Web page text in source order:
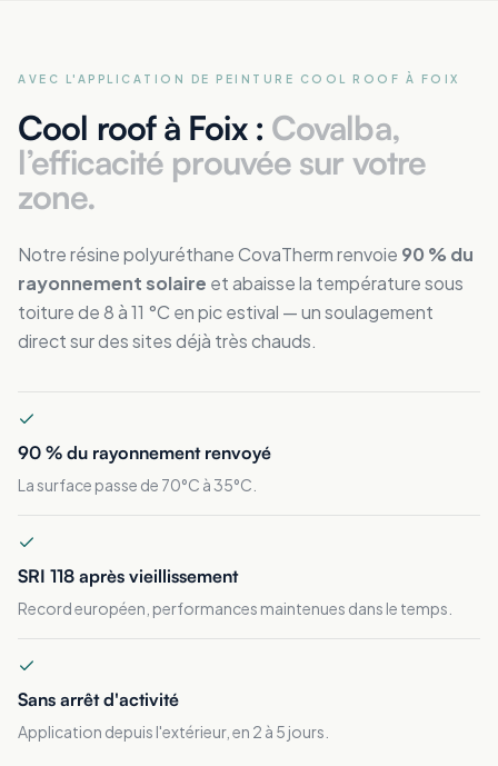
AVEC L'APPLICATION DE PEINTURE COOL ROOF À FOIX
Cool roof à Foix : Covalba,
l’efficacité prouvée sur votre
zone.
Notre résine polyuréthane CovaTherm renvoie 90 % du
rayonnement solaire et abaisse la température sous
toiture de 8 à 11 °C en pic estival — un soulagement
direct sur des sites déjà très chauds.
90 % du rayonnement renvoyé
La surface passe de 70°C à 35°C.
SRI 118 après vieillissement
Record européen, performances maintenues dans le temps.
Sans arrêt d'activité
Application depuis l'extérieur, en 2 à 5 jours.